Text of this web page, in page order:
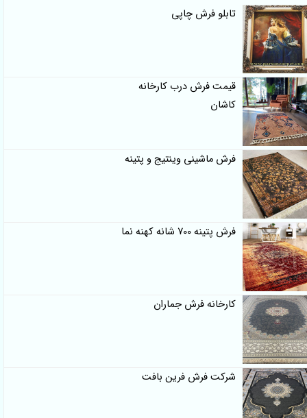
تابلو فرش چاپی
قیمت فرش درب کارخانه
کاشان
فرش ماشینی وینتیج و پتینه
فرش پتینه 700 شانه کهنه نما
کارخانه فرش جماران
شرکت فرش فرین بافت